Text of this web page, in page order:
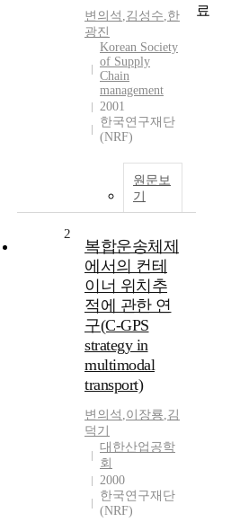
변의석 ,김성수,한
광진
Korean Society
of Supply
Chain
management
2001
한국연구재단
(NRF)
원문보
기
2
복합운송체제
에서의 컨테
이너 위치추
적에 관한 연
구(C-GPS
strategy in
multimodal
transport)
변의석 ,이장룡,김
덕기
대한산업공학
회
2000
한국연구재단
(NRF)
료